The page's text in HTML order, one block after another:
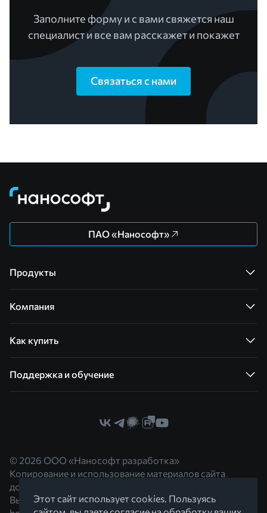
Заполните форму и с вами свяжется наш
специалист и все вам расскажет и покажет
Связаться с нами
ПАО «Нанософт»
Продукты
Компания
Как купить
Поддержка и обучение
© 2026 ООО «Нанософт разработка»
Копирование и использование материалов сайта
допускается с согласия правообладателя.
Вы можете обратиться к нам по адресу
Этот сайт использует cookies. Пользуясь